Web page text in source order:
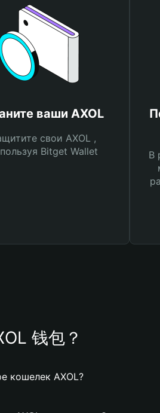
ваши AXOL
свои AXOL ,
Bitget Wallet
В
钱包？
кошелек AXOL?